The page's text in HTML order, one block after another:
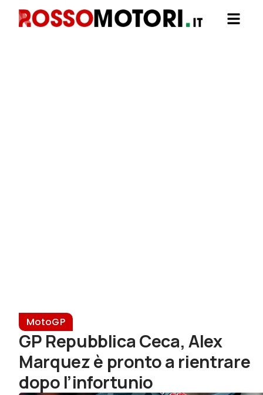
MotoGP
GP Repubblica Ceca, Alex
Marquez è pronto a rientrare
dopo l’infortunio